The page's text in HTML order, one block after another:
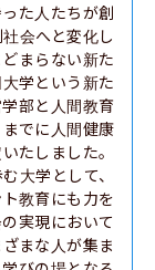
た人たちが創
会へと変化し
まらない新た
学という新た
部と人間教育
でに人間健康
たしました。
大学として、
教育にも力を
実現において
まな人が集ま